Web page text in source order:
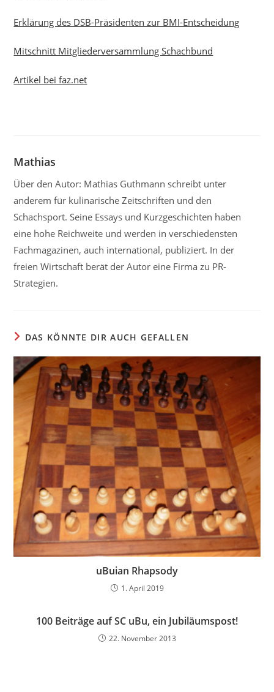
Erklärung des DSB-Präsidenten zur BMI-Entscheidung
Mitschnitt Mitgliederversammlung Schachbund
Artikel bei faz.net
Mathias
Über den Autor: Mathias Guthmann schreibt unter
anderem für kulinarische Zeitschriften und den
Schachsport. Seine Essays und Kurzgeschichten haben
eine hohe Reichweite und werden in verschiedensten
Fachmagazinen, auch international, publiziert. In der
freien Wirtschaft berät der Autor eine Firma zu PR-
Strategien.
DAS KÖNNTE DIR AUCH GEFALLEN
uBuian Rhapsody
1. April 2019
100 Beiträge auf SC uBu, ein Jubiläumspost!
22. November 2013